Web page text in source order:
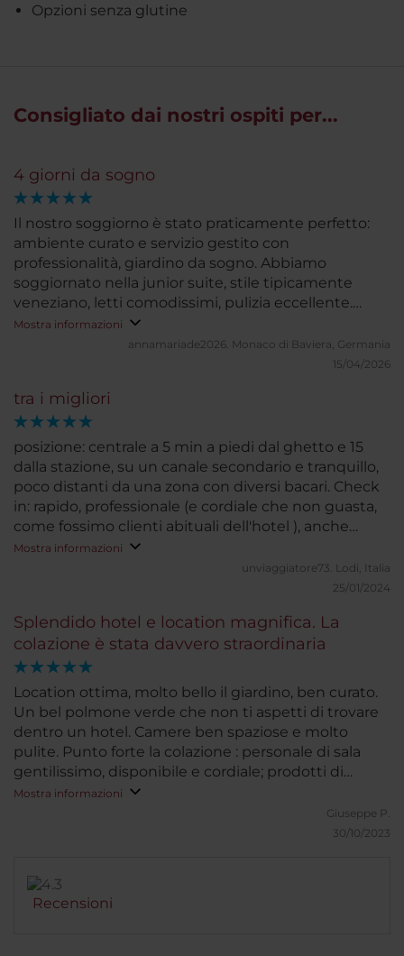
Opzioni senza glutine
Consigliato dai nostri ospiti per...
4 giorni da sogno
Il nostro soggiorno è stato praticamente perfetto:
ambiente curato e servizio gestito con
professionalità, giardino da sogno. Abbiamo
soggiornato nella junior suite, stile tipicamente
veneziano, letti comodissimi, pulizia eccellente.
Abbiamo anche usufruito della navetta per andare a
Murano, servizio impeccabile. Una vacanza
Mostra informazioni
annamariade2026. Monaco di Baviera, Germania
15/04/2026
tra i migliori
posizione: centrale a 5 min a piedi dal ghetto e 15
dalla stazione, su un canale secondario e tranquillo,
poco distanti da una zona con diversi bacari. Check
in: rapido, professionale (e cordiale che non guasta,
come fossimo clienti abituali dell'hotel ), anche
comodo (seduti su comode sedie! prima volta...).
Upgrade con stanza sul canale, silenziosissima e
arredata stile veneziano, giusta nelle dimensioni,
ma da poco ristrutturato con gusto. Ambienti
comuni: sontuosi, in stile veneziano per respirare
l'esperienza unica della citta'. Unico piccolo difetto
minibar un poco rumoroso (basta spegnerlo se si
vuole di notte)Sale superiori assolutamente da
vedere. Grande giardino esterno (a Venezia!) ben
curato e con affaccio sulla laguna. Colazione: da 5
stelle con menu' alla carta incluso e con rapporto
qualità/prezzo migliore che altrove. Hotel con
tranquillia' e del servizio. Rapporto qualita'/prezzo in
conclusione: di NH ne abbiamo visti tanti in oltre 20
anni di frequentazione in Italia e mezza Europa, ma
Mostra informazioni
unviaggiatore73.
Lodi, Italia
25/01/2024
Splendido hotel e location magnifica. La
colazione è stata davvero straordinaria
Location ottima, molto bello il giardino, ben curato.
Un bel polmone verde che non ti aspetti di trovare
dentro un hotel. Camere ben spaziose e molto
pulite. Punto forte la colazione : personale di sala
gentilissimo, disponibile e cordiale; prodotti di
qualità, ampia scelta e davvero tanta ma tanta cura
nel dettaglio. Prodotti rimpiazzati continuamente e
non per essere ripetitivo ma tutto rigorosamente di
Mostra informazioni
Giuseppe P.
30/10/2023
Recensioni